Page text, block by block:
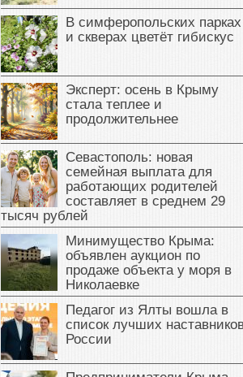
В симферопольских парках
и скверах цветёт гибискус
Эксперт: осень в Крыму
стала теплее и
продолжительнее
Севастополь: новая
семейная выплата для
работающих родителей
составляет в среднем 29
тысяч рублей
Минимущество Крыма:
объявлен аукцион по
продаже объекта у моря в
Николаевке
Педагог из Ялты вошла в
список лучших
России